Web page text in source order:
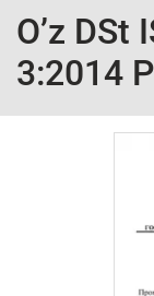
O’z DSt
3:2014